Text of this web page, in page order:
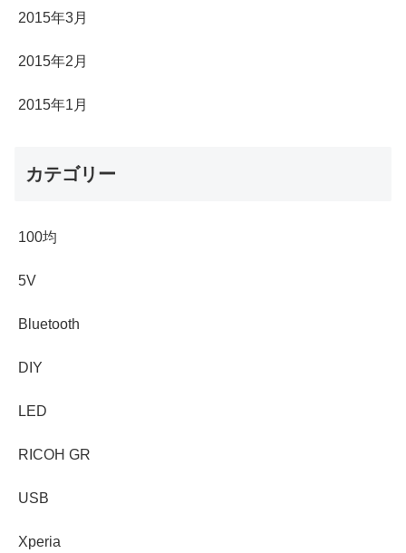
2015年3月
2015年2月
2015年1月
カテゴリー
100均
5V
Bluetooth
DIY
LED
RICOH GR
USB
Xperia